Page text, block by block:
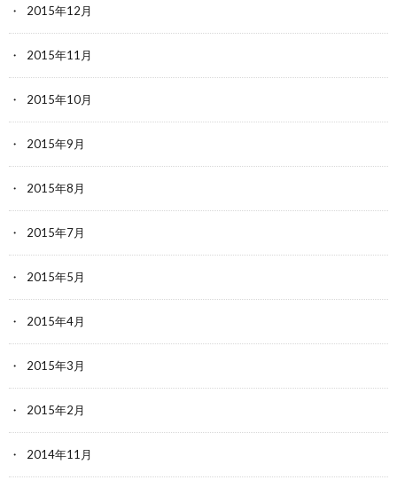
2015年12月
2015年11月
2015年10月
2015年9月
2015年8月
2015年7月
2015年5月
2015年4月
2015年3月
2015年2月
2014年11月